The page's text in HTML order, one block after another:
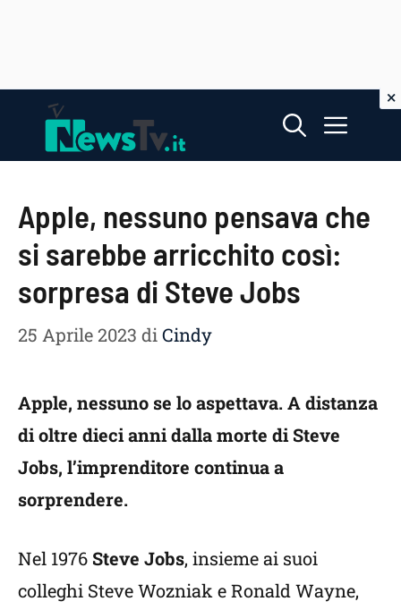
contenuto
Menu
Apple, nessuno pensava che
si sarebbe arricchito così:
sorpresa di Steve Jobs
25 Aprile 2023 diCindy
Apple, nessuno se lo aspettava. A distanza
di oltre dieci anni dalla morte di Steve
Jobs, l’imprenditore continua a
sorprendere.
Nel 1976 Steve Jobs, insieme ai suoi
colleghi Steve Wozniak e Ronald Wayne,